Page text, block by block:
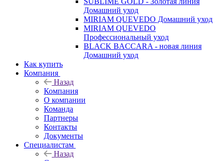
Домашний уход
MIRIAM QUEVEDO Домашний уход
MIRIAM QUEVEDO
Профессиональный уход
BLACK BACCARA - новая линия
Домашний уход
Как купить
Компания
Назад
Компания
О компании
Команда
Партнеры
Контакты
Документы
Специалистам
Назад